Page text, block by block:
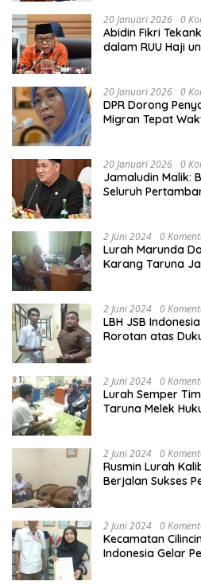
20 Januari 2026 0
Abidin Fikri
dalam RUU Haji
20 Januari 2026 0
DPR Dorong
Migran Tepat
20 Januari 2026 0
Jamaludin Malik:
Seluruh
2 Juni 2024 0
Lurah Marunda
Karang Taruna
2 Juni 2024 0
LBH JSB
Rorotan atas
2 Juni 2024 0
Lurah Semper
Taruna Melek
2 Juni 2024 0
Rusmin Lurah
Berjalan Sukses
2 Juni 2024 0
Kecamatan
Indonesia Gelar